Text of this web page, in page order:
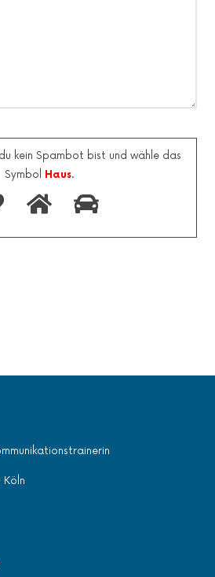
kein Spambot bist und wähle das
Symbol
Haus.